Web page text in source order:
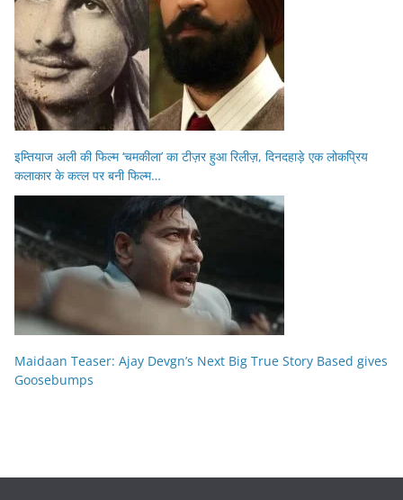
इम्तियाज अली की फिल्म ‘चमकीला’ का टीज़र हुआ रिलीज़, दिनदहाड़े एक लोकप्रिय
कलाकार के कत्ल पर बनी फिल्म…
Maidaan Teaser: Ajay Devgn’s Next Big True Story Based gives
Goosebumps